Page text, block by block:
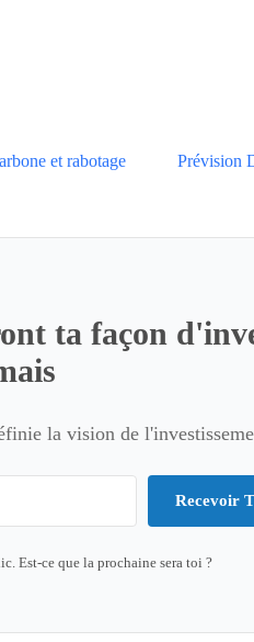
et rabotage
Prévision
ta façon
la vision de
Recevoir
Est-ce que la prochaine sera toi ?